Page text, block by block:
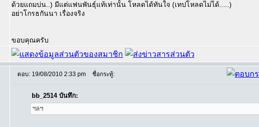
ด้วยแถมบ่น..) มีแต่แฟนพันธุ์แท้เท่านั้น โหลดได้ทันใจ (เทปโหลดไม่ได้.....)
อย่าโกรธกันนา เรื่องจริง
ขอบคุณครับ
ตอบ: 19/08/2010 2:33 pm ชื่อกระทู้:
bb_2514 บันทึก:
ฯลฯ